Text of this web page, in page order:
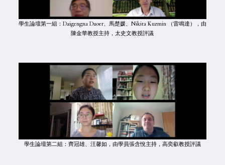
學生論壇第一組：Daigengna Duoer、馬楚媛、Nikita Kuzmin （雷鳴達），由
陳金華教授主持，太史文教授評議
學生論壇第二組：齊冠雄、汪馨如，由學員張含悅主持，高奕叡教授評議